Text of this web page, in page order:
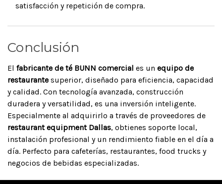
satisfacción y repetición de compra.
Conclusión
El fabricante de té BUNN comercial es un equipo de
restaurante superior, diseñado para eficiencia, capacidad
y calidad. Con tecnología avanzada, construcción
duradera y versatilidad, es una inversión inteligente.
Especialmente al adquirirlo a través de proveedores de
restaurant equipment Dallas, obtienes soporte local,
instalación profesional y un rendimiento fiable en el día a
día. Perfecto para cafeterías, restaurantes, food trucks y
negocios de bebidas especializadas.